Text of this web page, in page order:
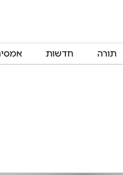
תורה חדשות